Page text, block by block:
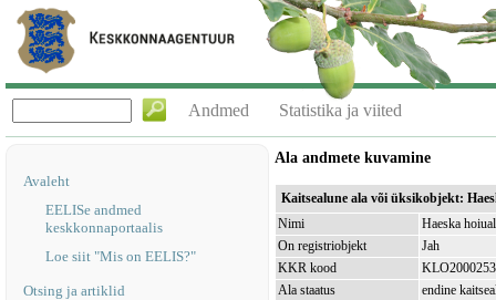
Andmed Statistika ja viited
Avaleht
EELISe andmed
keskkonnaportaalis
Loe siit "Mis on EELIS?"
Otsing ja artiklid
Ala andmete kuvamine
Kaitsealune ala või üksikobjekt:
Nimi
Haeska
On registriobjekt
Jah
KKR kood
KLO2000253
Ala staatus
endine